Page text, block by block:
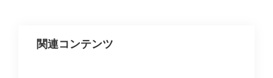
関連コンテンツ